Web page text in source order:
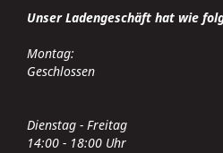
Unser Ladengeschäft hat wie
Montag:
Geschlossen
Dienstag - Freitag
14:00 - 18:00 Uhr